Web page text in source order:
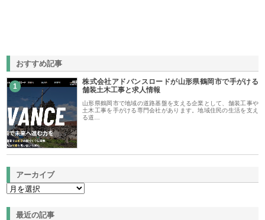
おすすめ記事
1
株式会社アドバンスロードが山形県鶴岡市で手がける
舗装土木工事と求人情報
山形県鶴岡市で地域の道路基盤を支える企業として、舗装工事や
土木工事を手がける専門会社があります。地域住民の生活を支え
る道…
アーカイブ
最近の記事